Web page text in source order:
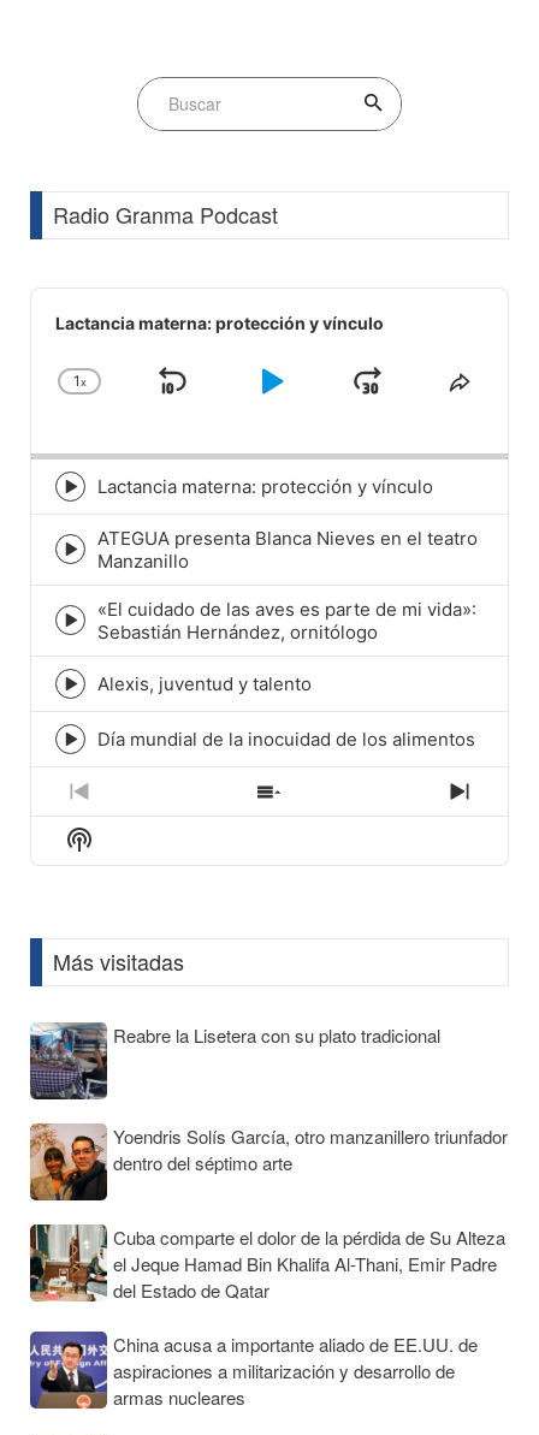
Radio Granma Podcast
Audio
Player
Lactancia materna: protección y vínculo
Change
1x
Skip
Play
JumpShare
Episode
play
icon
Lactancia materna: protección y vínculo
Episode
play
icon
ATEGUA presenta Blanca Nieves en el teatro
Manzanillo
Episode
play
icon
«El cuidado de las aves es parte de mi vida»:
Sebastián Hernández, ornitólogo
Episode
play
icon
Alexis, juventud y talento
Episode
play
icon
Día mundial de la inocuidad de los alimentos
Previous
Episode
Show
Episodes
Next
Show
Podcast
Más visitadas
Reabre la Lisetera con su plato tradicional
Yoendris Solís García, otro manzanillero triunfador
dentro del séptimo arte
Cuba comparte el dolor de la pérdida de Su Alteza
el Jeque Hamad Bin Khalifa Al-Thani, Emir Padre
del Estado de Qatar
China acusa a importante aliado de EE.UU. de
aspiraciones a militarización y desarrollo de
armas nucleares